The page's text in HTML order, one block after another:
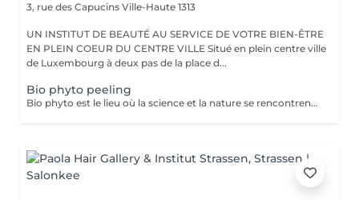
3, rue des Capucins Ville-Haute 1313
UN INSTITUT DE BEAUTÉ AU SERVICE DE VOTRE BIEN-ÊTRE
EN PLEIN COEUR DU CENTRE VILLE Situé en plein centre ville
de Luxembourg à deux pas de la place d...
Bio phyto peeling
Bio phyto est le lieu où la science et la nature se rencontrent pour créer des produits aux qualités uniques et aux résultats exceptionnels. Le Peeling profond est un complexe botanique et acide salicylique hautement purifiant, oxygénant, coup d'éclat immédiat. Pour tous types de peau, efficace sur les pores dilatés, impuretés et imperfections, tâches pigmentaires, hyper kératinisation, excès de sébum et aux peaux affectées par le tabac. Immédiatement après le soin, la peau parait radieuse, dynamique et revitalisée. Les systèmes de défense naturels de la peau sont restaurés et renforcés contre d'autres dommages car ce soin agit fortement sur le renouvellement cellulaire.